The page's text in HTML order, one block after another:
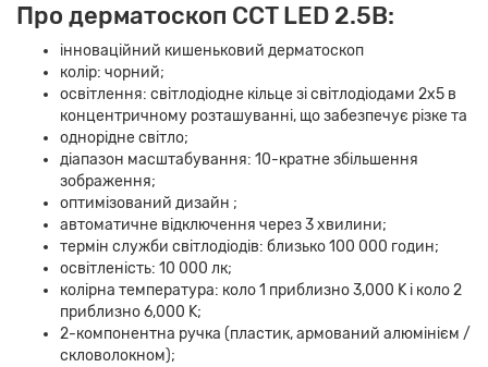
Про дерматоскоп CCT LED 2.5В:
інноваційний кишеньковий дерматоскоп
колір: чорний;
освітлення: світлодіодне кільце зі світлодіодами 2х5 в
концентричному розташуванні, що забезпечує різке та
однорідне світло;
діапазон масштабування: 10-кратне збільшення
зображення;
оптимізований дизайн ;
автоматичне відключення через 3 хвилини;
термін служби світлодіодів: близько 100 000 годин;
освітленість: 10 000 лк;
колірна температура: коло 1 приблизно 3,000 K і коло 2
приблизно 6,000 K;
2-компонентна ручка (пластик, армований алюмінієм /
скловолокном);